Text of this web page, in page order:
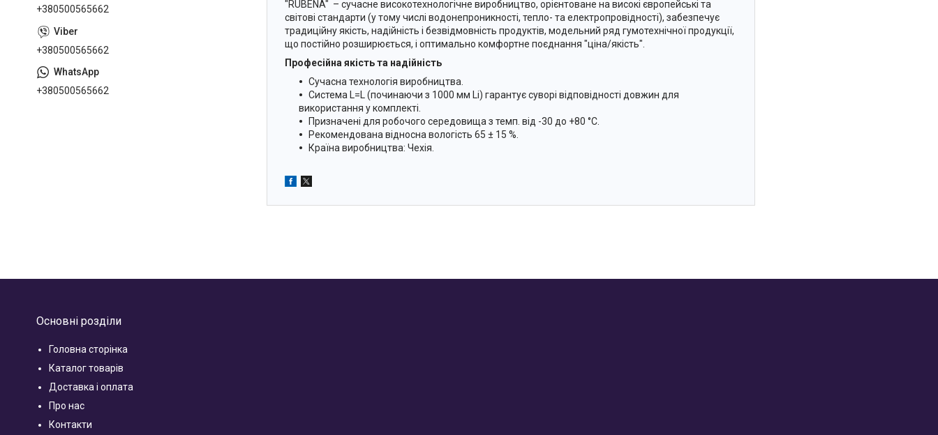
"RUBENA" – сучасне високотехнологічне виробництво, орієнтоване на високі європейські та
світові стандарти (у тому числі водонепроникності, тепло- та електропровідності), забезпечує
традиційну якість, надійність і безвідмовність продуктів, модельний ряд гумотехнічної продукції,
що постійно розширюється, і оптимально комфортне поєднання "ціна/якість".
Професійна якість та надійність
Сучасна технологія виробництва.
Система L=L (починаючи з 1000 мм Li) гарантує суворі відповідності довжин для
використання у комплекті.
Призначені для робочого середовища з темп. від -30 до +80 °C.
Рекомендована відносна вологість 65 ± 15 %.
Країна виробництва: Чехія.
+380500565662
+380500565662
+380500565662
Основні розділи
Головна сторінка
Каталог товарів
Доставка і оплата
Про нас
Контакти